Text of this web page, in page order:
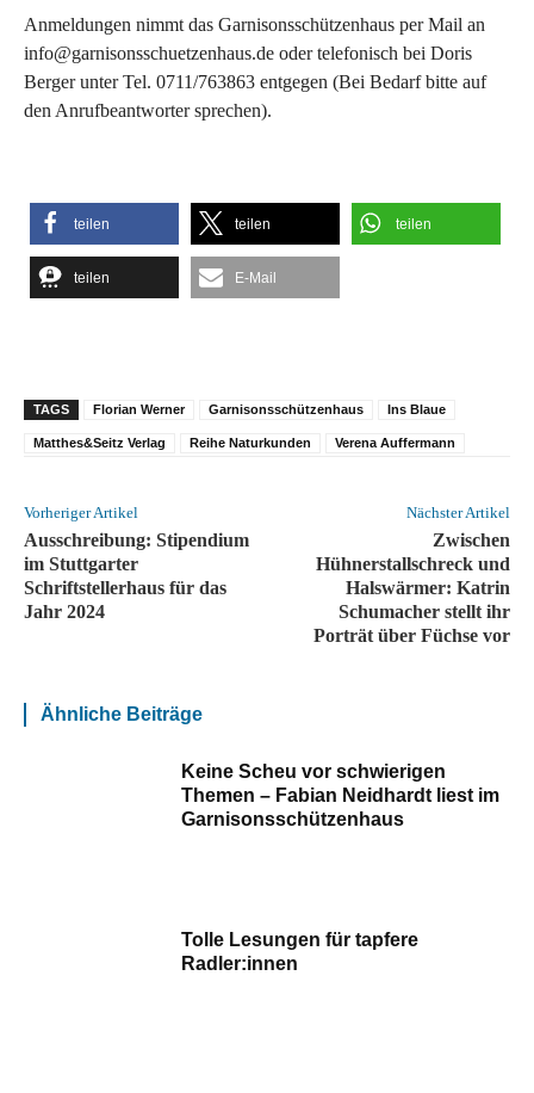
Anmeldungen nimmt das Garnisonsschützenhaus per Mail an
info@garnisonsschuetzenhaus.de oder telefonisch bei Doris
Berger unter Tel. 0711/763863 entgegen (Bei Bedarf bitte auf
den Anrufbeantworter sprechen).
teilen teilen teilen
teilen E-Mail
TAGS Florian Werner Garnisonsschützenhaus Ins Blaue
Matthes&Seitz Verlag Reihe Naturkunden Verena Auffermann
Vorheriger Artikel
Ausschreibung: Stipendium
im Stuttgarter
Schriftstellerhaus für das
Jahr 2024
Nächster Artikel
Zwischen
Hühnerstallschreck und
Halswärmer: Katrin
Schumacher stellt ihr
Porträt über Füchse vor
Ähnliche Beiträge
Keine Scheu vor schwierigen
Themen – Fabian Neidhardt liest im
Garnisonsschützenhaus
Tolle Lesungen für tapfere
Radler:innen